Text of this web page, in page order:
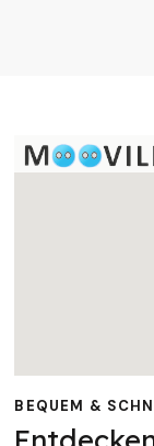
BEQUEM &